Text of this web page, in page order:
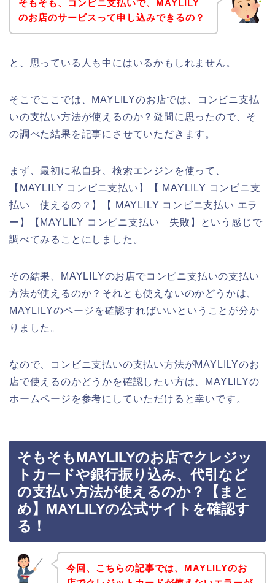
そもそも、コンビニ支払いで、MAYLILY
のお店のサービスって申し込みできるの？
と、思っている人も中にはいるかもしれません。
そこでここでは、MAYLILYのお店では、コンビニ支払
いの支払い方法が使えるのか？疑問に思ったので、そ
の調べた結果を記事にさせていただきます。
まず、最初に私自身、検索エンジンを使って、
【MAYLILY コンビニ支払い】【 MAYLILY コンビニ支
払い 使えるの？】【 MAYLILY コンビニ支払い エラ
ー】【MAYLILY コンビニ支払い 失敗】という感じで
調べてみることにしました。
その結果、MAYLILYのお店でコンビニ支払いの支払い
方法が使えるのか？それとも使えないのかどうかは、
MAYLILYのページを確認すればいいということが分か
りました。
なので、コンビニ支払いの支払い方法がMAYLILYのお
店で使えるのかどうかを確認したい方は、MAYLILYの
ホームページを参考にしていただけると幸いです。
そもそもMAYLILYのお店でクレジッ
トカードや銀行振り込み、代引など
の支払い方法が使えるのか？【まと
め】MAYLILYの公式サイトを確認す
る！
今回、こちらの記事では、MAYLILYのお